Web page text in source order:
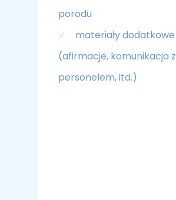
porodu
✓ materiały dodatkowe
(afirmacje, komunikacja z
personelem, itd.)